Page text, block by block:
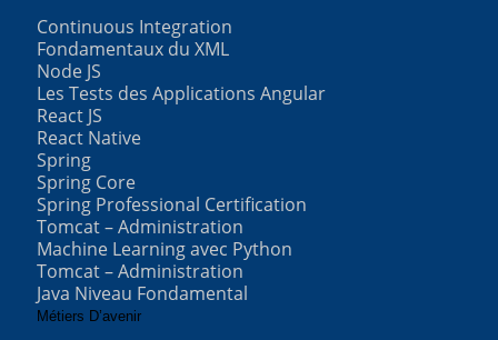
Continuous Integration
Fondamentaux du XML
Node JS
Les Tests des Applications Angular
React JS
React Native
Spring
Spring Core
Spring Professional Certification
Tomcat – Administration
Machine Learning avec Python
Tomcat – Administration
Java Niveau Fondamental
Métiers D’avenir